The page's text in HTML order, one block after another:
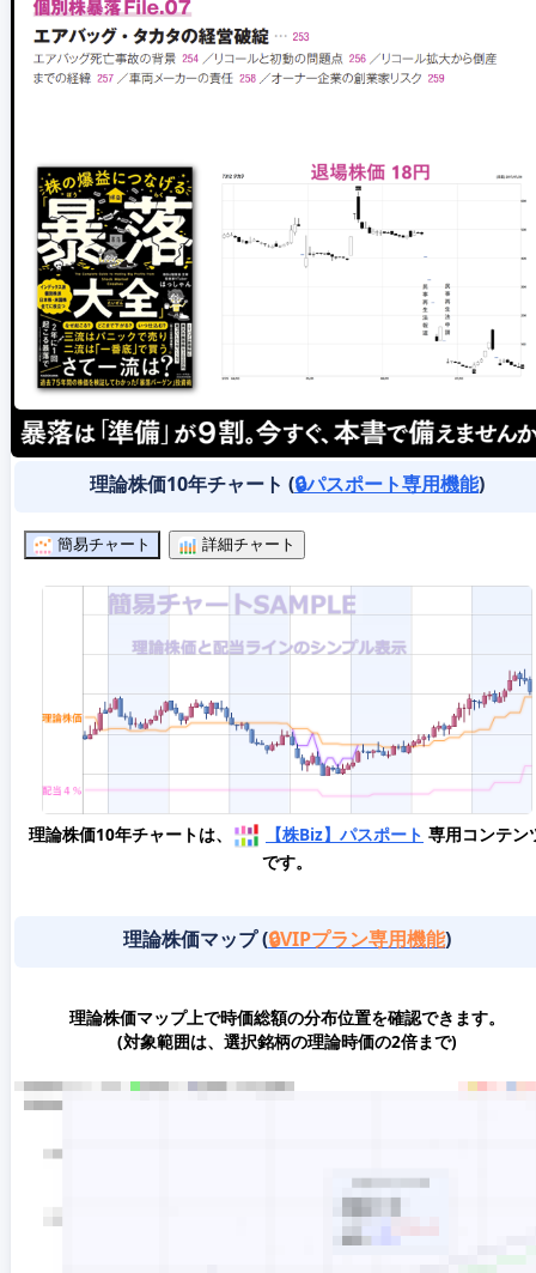
理論株価10年チャート (🔒パスポート専用機能)
簡易チャート 詳細チャート
理論株価10年チャートは、 【株Biz】パスポート 専用コンテン
です。
理論株価マップ (🔒VIPプラン専用機能)
理論株価マップ上で時価総額の分布位置を確認できます。
(対象範囲は、選択銘柄の理論時価の2倍まで)